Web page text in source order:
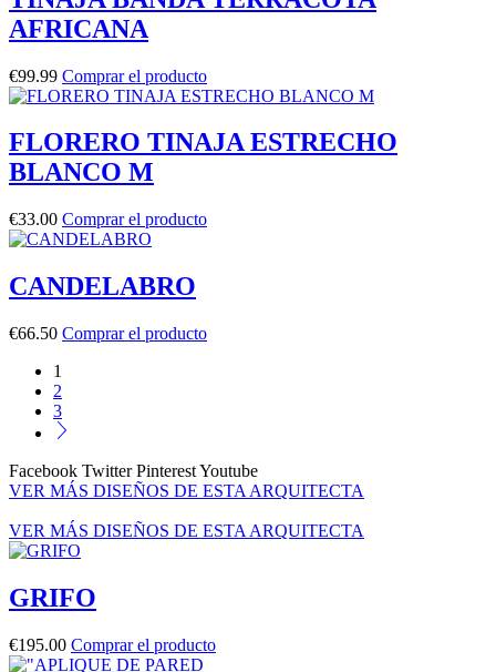
AFRICANA
€99.99 Comprar el producto
FLORERO TINAJA ESTRECHO
BLANCO M
€33.00 Comprar el producto
CANDELABRO
€66.50 Comprar el producto
1
2
3
Facebook Twitter PinterestYoutube
VER MÁS DISEÑOS DE ESTA ARQUITECTA
VER MÁS DISEÑOS DE ESTA ARQUITECTA
GRIFO
€195.00 Comprar el producto